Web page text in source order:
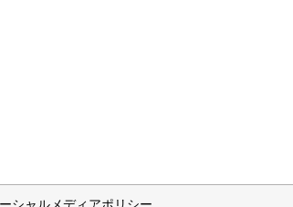
シャルメディアポリシー